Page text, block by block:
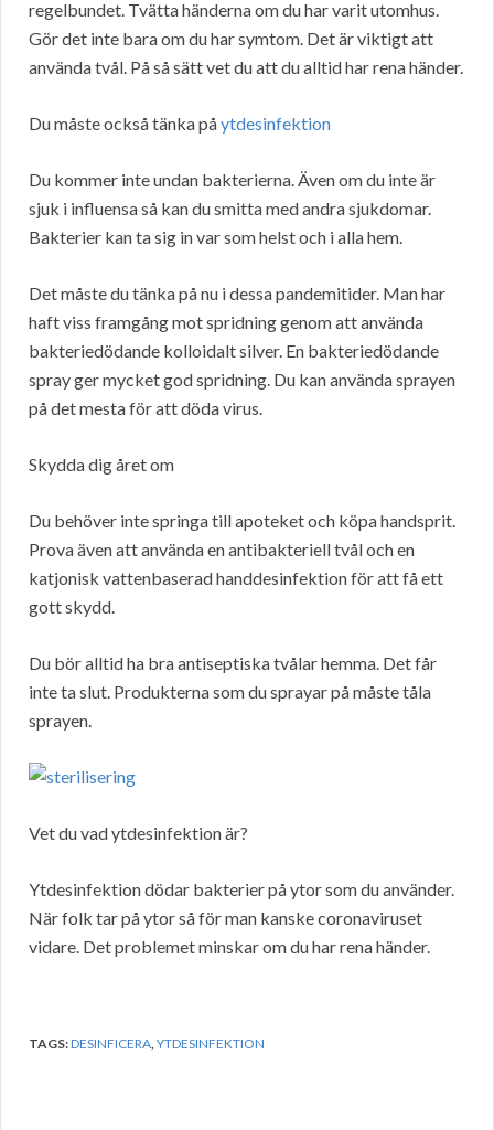
regelbundet. Tvätta händerna om du har varit utomhus.
Gör det inte bara om du har symtom. Det är viktigt att
använda tvål. På så sätt vet du att du alltid har rena händer.
Du måste också tänka påytdesinfektion
Du kommer inte undan bakterierna. Även om du inte är
sjuk i influensa så kan du smitta med andra sjukdomar.
Bakterier kan ta sig in var som helst och i alla hem.
Det måste du tänka på nu i dessa pandemitider. Man har
haft viss framgång mot spridning genom att använda
bakteriedödande kolloidalt silver. En bakteriedödande
spray ger mycket god spridning. Du kan använda sprayen
på det mesta för att döda virus.
Skydda dig året om
Du behöver inte springa till apoteket och köpa handsprit.
Prova även att använda en antibakteriell tvål och en
katjonisk vattenbaserad handdesinfektion för att få ett
gott skydd.
Du bör alltid ha bra antiseptiska tvålar hemma. Det får
inte ta slut. Produkterna som du sprayar på måste tåla
sprayen.
Vet du vad ytdesinfektion är?
Ytdesinfektion dödar bakterier på ytor som du använder.
När folk tar på ytor så för man kanske coronaviruset
vidare. Det problemet minskar om du har rena händer.
TAGS:DESINFICERA,YTDESINFEKTION